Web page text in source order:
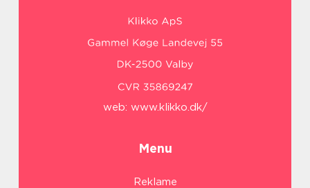
web: www.klikko.dk/
Menu
Reklame